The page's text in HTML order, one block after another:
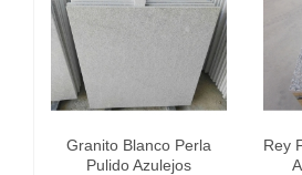
Granito Blanco Perla
Pulido Azulejos
Rey